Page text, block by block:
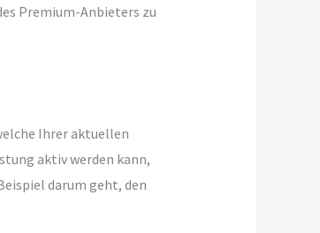
Premium-Anbieters zu
Ihrer aktuellen
aktiv werden kann,
darum geht, den